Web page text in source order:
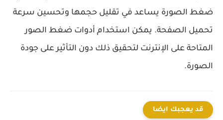
ضغط الصورة يساعد في تقليل حجمها وتحسين سرعة
تحميل الصفحة. يمكن استخدام أدوات ضغط الصور
المتاحة على الإنترنت لتحقيق ذلك دون التأثير على جودة
الصورة.
قد يعجبك ايضا